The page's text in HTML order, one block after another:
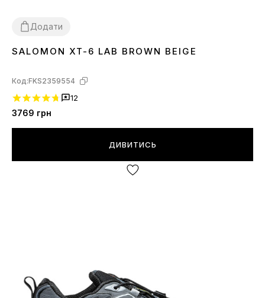
Додати
414243 44
SALOMON XT-6 LAB BROWN BEIGE
Код:FKS2359554
12
3769 грн
ДИВИТИСЬ